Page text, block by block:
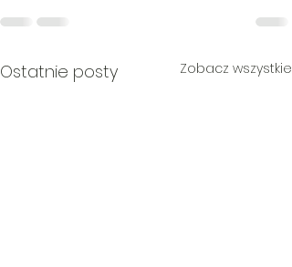
Ostatnie posty Zobacz wszystkie